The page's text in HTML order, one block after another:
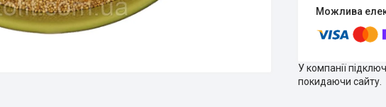
У компанії
покидаючи сайту.